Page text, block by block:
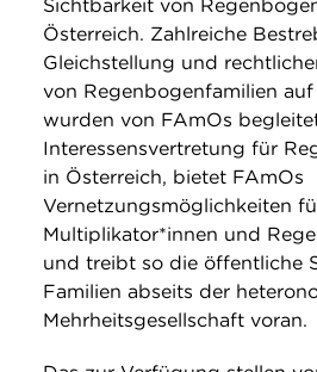
Sichtbarkeit von
Österreich. Zahlreiche
Gleichstellung und
von Regenbogenfamilien
wurden von FAmOs
Interessensvertretung für
in Österreich, bietet FAmOs
Vernetzungsmöglichkeiten
Multiplikator*innen und
und treibt so die öffentliche
Familien abseits der
Mehrheitsgesellschaft voran.